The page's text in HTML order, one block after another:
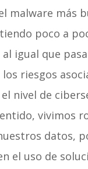
malware más
poco a
igual que
riesgos
nivel de
vivimos
datos,
el uso de